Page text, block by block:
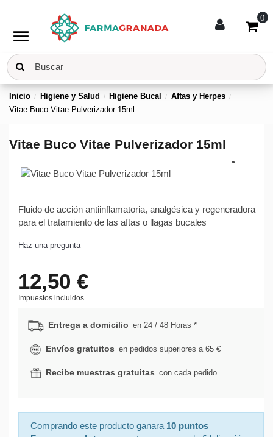
menu
0
Inicio Higiene y Salud Higiene Bucal
Aftas y Herpes
Vitae Buco Vitae Pulverizador 15ml
Vitae Buco Vitae Pulverizador 15ml
Fluido de acción antiinflamatoria, analgésica y regeneradora
para el tratamiento de las aftas o llagas bucales
Haz una pregunta
12,50 €
Impuestos incluidos
Entrega a domicilio en 24 / 48 Horas *
Envíos gratuitos en pedidos superiores a 65 €
Recibe muestras gratuitas con cada pedido
Comprando este producto ganara 10 puntos